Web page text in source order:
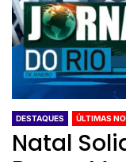
DESTAQUES ÚLTIMAS
Natal